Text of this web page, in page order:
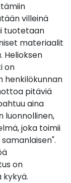
villeinä
tuotetaan
materiaalit
Helioksen
on
henkilökunnan
pitäviä
aina
luonnollinen,
joka toimii
on
kykyä.